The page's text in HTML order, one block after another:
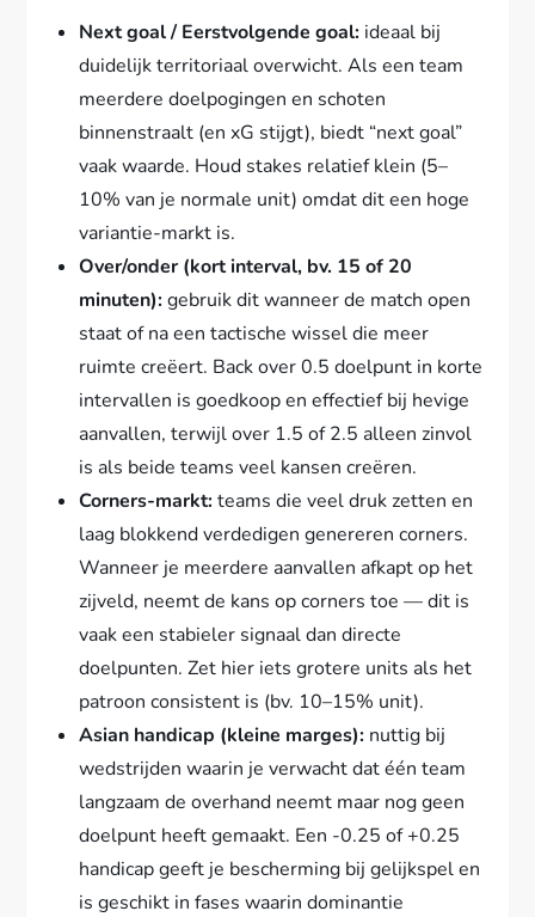
Next goal / Eerstvolgende goal: ideaal bij
duidelijk territoriaal overwicht. Als een team
meerdere doelpogingen en schoten
binnenstraalt (en xG stijgt), biedt “next goal”
vaak waarde. Houd stakes relatief klein (5–
10% van je normale unit) omdat dit een hoge
variantie-markt is.
Over/onder (kort interval, bv. 15 of 20
minuten):gebruik dit wanneer de match open
staat of na een tactische wissel die meer
ruimte creëert. Back over 0.5 doelpunt in korte
intervallen is goedkoop en effectief bij hevige
aanvallen, terwijl over 1.5 of 2.5 alleen zinvol
is als beide teams veel kansen creëren.
Corners-markt:teams die veel druk zetten en
laag blokkend verdedigen genereren corners.
Wanneer je meerdere aanvallen afkapt op het
zijveld, neemt de kans op corners toe — dit is
vaak een stabieler signaal dan directe
doelpunten. Zet hier iets grotere units als het
patroon consistent is (bv. 10–15% unit).
Asian handicap (kleine marges): nuttig bij
wedstrijden waarin je verwacht dat één team
langzaam de overhand neemt maar nog geen
doelpunt heeft gemaakt. Een -0.25 of +0.25
handicap geeft je bescherming bij gelijkspel en
is geschikt in fases waarin dominantie